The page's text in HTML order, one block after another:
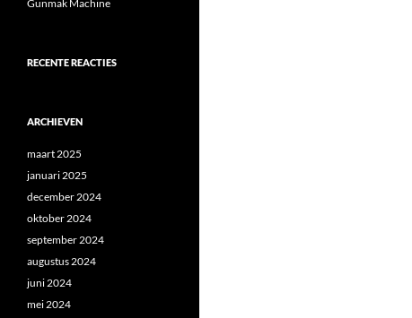
Gunmak Machine
RECENTE REACTIES
ARCHIEVEN
maart 2025
januari 2025
december 2024
oktober 2024
september 2024
augustus 2024
juni 2024
mei 2024